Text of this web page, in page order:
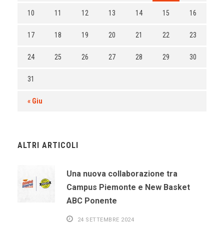
« Giu
10 11 12 13 14 15 16
17 18 19 20 21 22 23
24 25 26 27 28 29 30
31
ALTRI ARTICOLI
Una nuova collaborazione tra
Campus Piemonte e New Basket
ABC Ponente
24 SETTEMBRE 2024